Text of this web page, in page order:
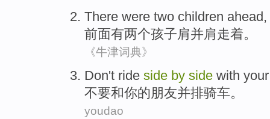
There were two children ahead,
前面有两个孩子肩并肩走着。
《牛津词典》
Don't ride side by side with
不要和你的朋友并排骑车。
youdao